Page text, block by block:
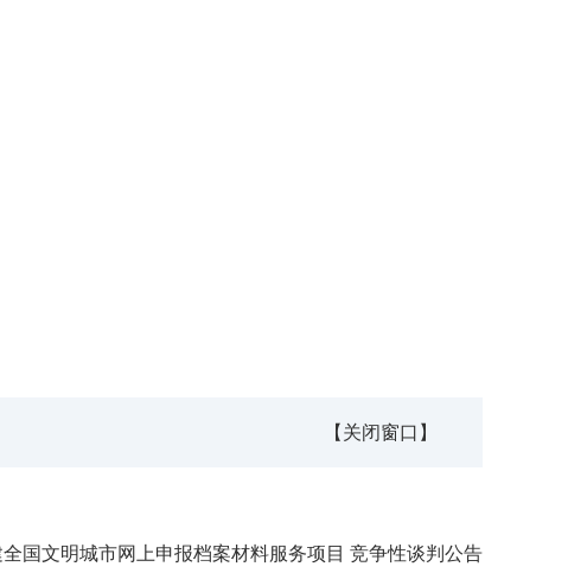
【关闭窗口】
全国文明城市网上申报档案材料服务项目 竞争性谈判公告